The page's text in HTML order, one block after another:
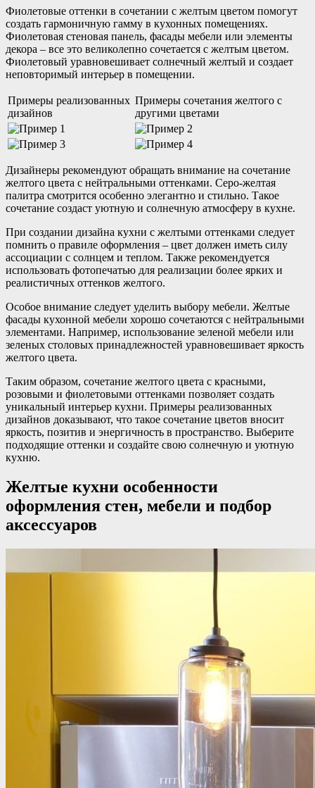
Фиолетовые оттенки в сочетании с желтым цветом помогут
создать гармоничную гамму в кухонных помещениях.
Фиолетовая стеновая панель, фасады мебели или элементы
декора – все это великолепно сочетается с желтым цветом.
Фиолетовый уравновешивает солнечный желтый и создает
неповторимый интерьер в помещении.
Примеры реализованных
дизайнов
Примеры сочетания желтого с
другими цветами
Дизайнеры рекомендуют обращать внимание на сочетание
желтого цвета с нейтральными оттенками. Серо-желтая
палитра смотрится особенно элегантно и стильно. Такое
сочетание создаст уютную и солнечную атмосферу в кухне.
При создании дизайна кухни с желтыми оттенками следует
помнить о правиле оформления – цвет должен иметь силу
ассоциации с солнцем и теплом. Также рекомендуется
использовать фотопечатью для реализации более ярких и
реалистичных оттенков желтого.
Особое внимание следует уделить выбору мебели. Желтые
фасады кухонной мебели хорошо сочетаются с нейтральными
элементами. Например, использование зеленой мебели или
зеленых столовых принадлежностей уравновешивает яркость
желтого цвета.
Таким образом, сочетание желтого цвета с красными,
розовыми и фиолетовыми оттенками позволяет создать
уникальный интерьер кухни. Примеры реализованных
дизайнов доказывают, что такое сочетание цветов вносит
яркость, позитив и энергичность в пространство. Выберите
подходящие оттенки и создайте свою солнечную и уютную
кухню.
Желтые кухни особенности
оформления стен, мебели и подбор
аксессуаров